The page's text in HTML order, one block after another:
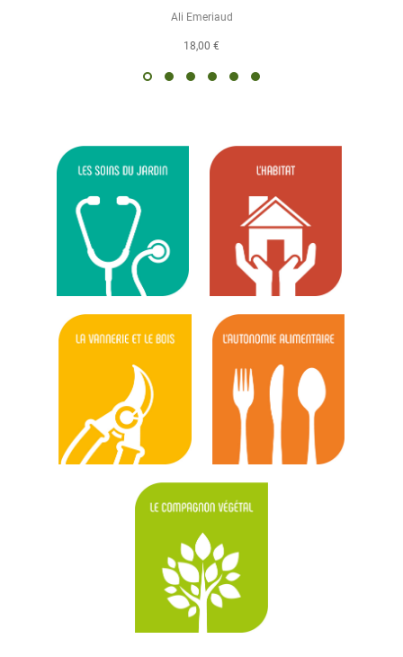
Ali Emeriaud
18,00 €